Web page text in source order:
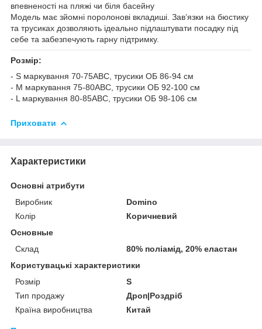
впевненості на пляжі чи біля басейну
Модель має зйомні поролонові вкладиші. Зав’язки на бюстику
та трусиках дозволяють ідеально підлаштувати посадку під
себе та забезпечують гарну підтримку.
Розмір:
- S маркування 70-75АВС, трусики ОБ 86-94 см
- M маркування 75-80АВС, трусики ОБ 92-100 см
- L маркування 80-85АВС, трусики ОБ 98-106 см
Приховати
Характеристики
Основні атрибути
Виробник
Domino
Колір
Коричневий
Основные
Склад
80% поліамід, 20% еластан
Користувацькі характеристики
Розмір
S
Тип продажу
Дроп|Роздріб
Країна виробництва
Китай